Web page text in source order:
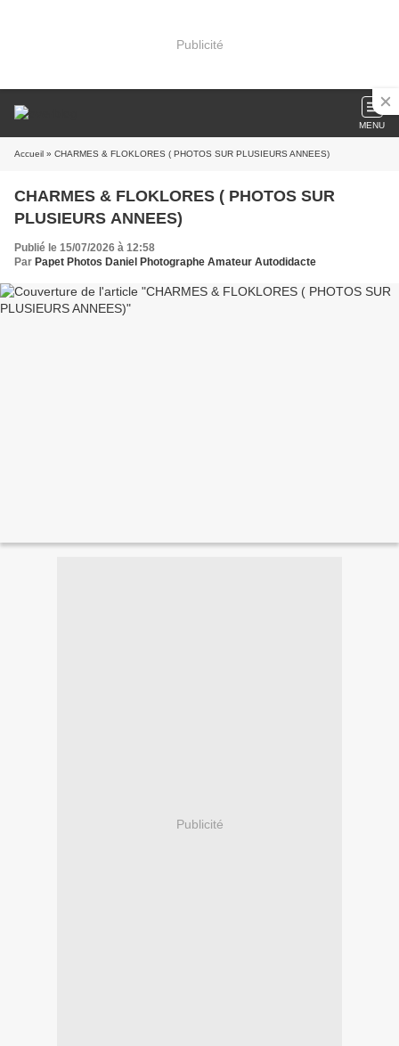
Publicité
MENU
Accueil » CHARMES & FLOKLORES ( PHOTOS SUR PLUSIEURS ANNEES)
CHARMES & FLOKLORES ( PHOTOS SUR
PLUSIEURS ANNEES)
Publié le 15/07/2026 à 12:58
Par Papet Photos Daniel Photographe Amateur Autodidacte
Publicité